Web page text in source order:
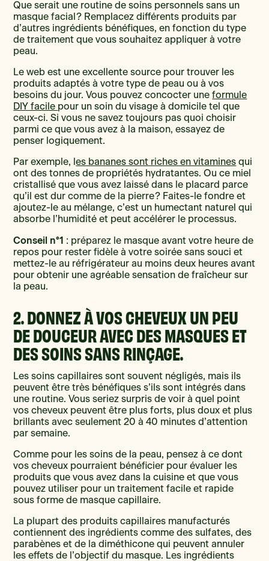
Que serait une routine de soins personnels sans un
masque facial ? Remplacez différents produits par
d’autres ingrédients bénéfiques, en fonction du type
de traitement que vous souhaitez appliquer à votre
peau.
Le web est une excellente source pour trouver les
produits adaptés à votre type de peau ou à vos
besoins du jour. Vous pouvez concocter uneformule
DIY facile pour un soin du visage à domicile tel que
ceux-ci. Si vous ne savez toujours pas quoi choisir
parmi ce que vous avez à la maison, essayez de
penser logiquement.
Par exemple, les bananes sont riches en vitamines qui
ont des tonnes de propriétés hydratantes. Ou ce miel
cristallisé que vous avez laissé dans le placard parce
qu’il est dur comme de la pierre ? Faites-le fondre et
ajoutez-le au mélange, c’est un humectant naturel qui
absorbe l’humidité et peut accélérer le processus.
Conseil n°1 : préparez le masque avant votre heure de
repos pour rester fidèle à votre soirée sans souci et
mettez-le au réfrigérateur au moins deux heures avant
pour obtenir une agréable sensation de fraîcheur sur
la peau.
2. DONNEZ À VOS CHEVEUX UN PEU
DE DOUCEUR AVEC DES MASQUES ET
DES SOINS SANS RINÇAGE.
Les soins capillaires sont souvent négligés, mais ils
peuvent être très bénéfiques s’ils sont intégrés dans
une routine. Vous seriez surpris de voir à quel point
vos cheveux peuvent être plus forts, plus doux et plus
brillants avec seulement 20 à 40 minutes d’attention
par semaine.
Comme pour les soins de la peau, pensez à ce dont
vos cheveux pourraient bénéficier pour évaluer les
produits que vous avez dans la cuisine et que vous
pouvez utiliser pour un traitement facile et rapide
sous forme de masque capillaire.
La plupart des produits capillaires manufacturés
contiennent des ingrédients comme des sulfates, des
parabènes et de la diméthicone qui peuvent annuler
les effets de l’objectif du masque. Les ingrédients